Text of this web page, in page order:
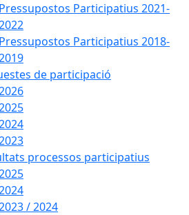
Pressupostos Participatius 2021-
Pressupostos Participatius 2018-
de participació
processos participatius
/ 2024